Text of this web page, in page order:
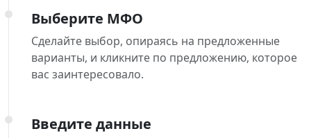
Выберите МФО
Сделайте выбор, опираясь на предложенные
варианты, и кликните по предложению, которое
вас заинтересовало.
Введите данные